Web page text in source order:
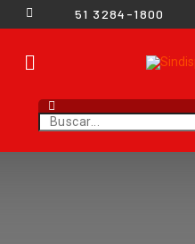
51 3284-1800